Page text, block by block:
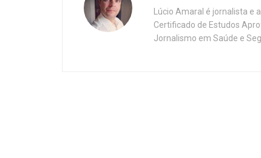
Lúcio Amaral é jornalista e
Certificado de Estudos
Jornalismo em Saúde e